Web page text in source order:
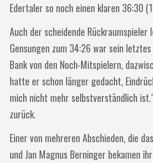
Edertaler so noch einen klaren 36:30
Auch der scheidende
Gensungen zum 34:26 war sein
Bank von den Noch-Mitspielern,
hatte er schon länger gedacht,
mich nicht mehr selbstverständlich
zurück.
Einer von mehreren Abschieden, die
und Jan Magnus Berninger bekamen